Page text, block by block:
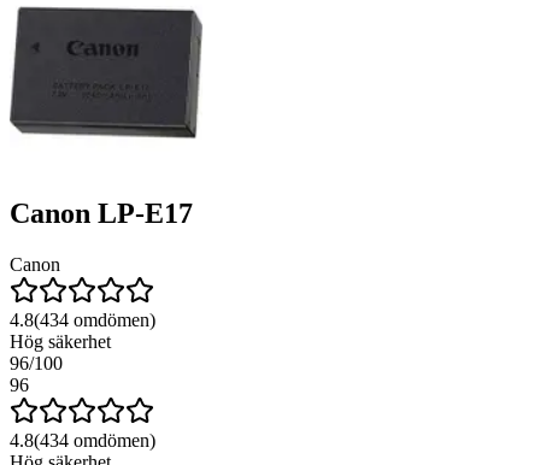
Canon LP-E17
Canon
4.8(434 omdömen)
Hög säkerhet
96/100
96
4.8(434 omdömen)